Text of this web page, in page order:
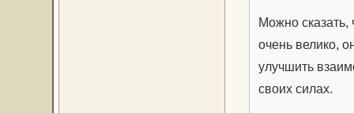
Можно сказать,
очень велико,
улучшить
своих силах.